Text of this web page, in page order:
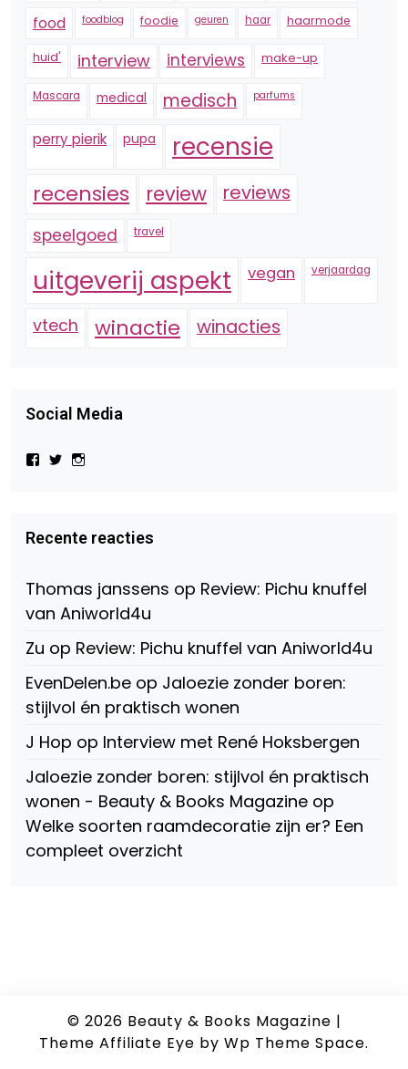
food foodblog foodie geuren haar haarmode
huid' interview interviews make-up
Mascara medical medisch parfums
perry pierik pupa recensie
recensies review reviews
speelgoed travel
uitgeverij aspekt vegan verjaardag
vtech winactie winacties
Social Media
Bekijk
Beauty-
147775071915783/?
Facebook
Bekijk
op
Twitter
op
Instagram
Recente reacties
Thomas janssens op Review: Pichu knuffel
van Aniworld4u
Zu op Review: Pichu knuffel van Aniworld4u
EvenDelen.be op Jaloezie zonder boren:
stijlvol én praktisch wonen
J Hop op Interview met René Hoksbergen
Jaloezie zonder boren: stijlvol én praktisch
wonen - Beauty & Books Magazine op
Welke soorten raamdecoratie zijn er? Een
compleet overzicht
© 2026 Beauty & Books Magazine |
Theme Affiliate Eye by Wp Theme Space.